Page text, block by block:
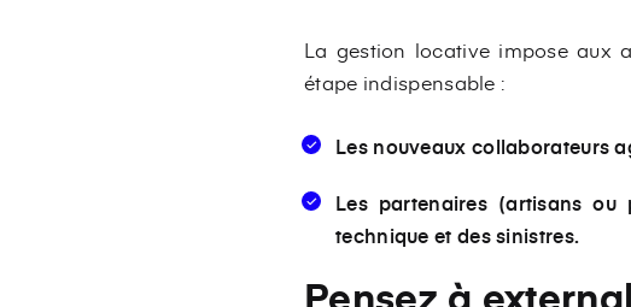
La gestion locative impose aux
étape indispensable :
Les nouveaux collaborateurs
Les partenaires (artisans
technique et des sinistres.
Pensez à